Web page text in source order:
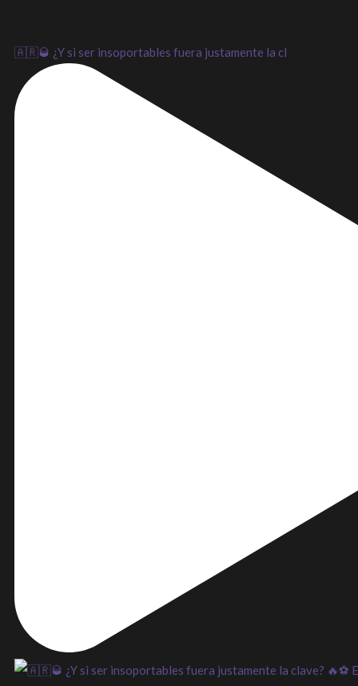
🇦🇷🥃 ¿Y si ser insoportables fuera justamente la cl